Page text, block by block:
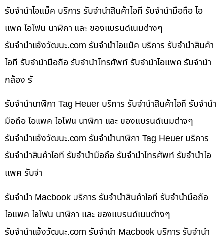
รับจำนำไอแม็ค บริการ รับจำนำสินค้าไอที รับจำนำมือถือ ไอ
แพค ไอโฟน นาฬิกา และ ของแบรนด์เนมต่างๆ
รับจํานําแจ้งวัฒนะ.com รับจำนำไอแม็ค บริการ รับจำนำสินค้า
ไอที รับจำนำมือถือ รับจำนำโทรศัพท์ รับจำนำไอแพค รับจำนำ
กล้อง รั
รับจำนำนาฬิกา Tag Heuer บริการ รับจำนำสินค้าไอที รับจำนำ
มือถือ ไอแพค ไอโฟน นาฬิกา และ ของแบรนด์เนมต่างๆ
รับจํานําแจ้งวัฒนะ.com รับจำนำนาฬิกา Tag Heuer บริการ
รับจำนำสินค้าไอที รับจำนำมือถือ รับจำนำโทรศัพท์ รับจำนำไอ
แพค รับจำ
รับจำนำ Macbook บริการ รับจำนำสินค้าไอที รับจำนำมือถือ
ไอแพค ไอโฟน นาฬิกา และ ของแบรนด์เนมต่างๆ
รับจํานําแจ้งวัฒนะ.com รับจำนำ Macbook บริการ รับจำนำ